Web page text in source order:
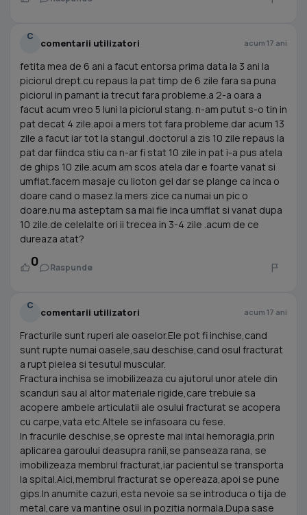
C
comentarii utilizatori acum 17 ani
fetita mea de 6 ani a facut entorsa prima data la 3 ani la
piciorul drept.cu repaus la pat timp de 6 zile fara sa puna
piciorul in pamant ia trecut fara probleme.a 2-a oara a
facut acum vreo 5 luni la piciorul stang. n-am putut s-o tin in
pat decat 4 zile.apoi a mers tot fara probleme.dar acum 13
zile a facut iar tot la stangul .doctorul a zis 10 zile repaus la
pat dar fiindca stiu ca n-ar fi stat 10 zile in pat i-a pus atela
de ghips 10 zile.acum am scos atela dar e foarte vanat si
umflat.facem masaje cu lioton gel dar se plange ca inca o
doare cand o masez.la mers zice ca numai un pic o
doare.nu ma asteptam sa mai fie inca umflat si vanat dupa
10 zile.de celelalte ori ii trecea in 3-4 zile .acum de ce
dureaza atat?
0 Raspunde
C
comentarii utilizatori acum 17 ani
Fracturile sunt ruperi ale oaselor.Ele pot fi inchise,cand
sunt rupte numai oasele,sau deschise,cand osul fracturat
a rupt pielea si tesutul muscular.
Fractura inchisa se imobilizeaza cu ajutorul unor atele din
scanduri sau al altor materiale rigide,care trebuie sa
acopere ambele articulatii ale osului fracturat se acopera
cu carpe,vata etc.Altele se infasoara cu fese.
In fracurile deschise,se opreste mai intai hemoragia,prin
aplicarea garoului deasupra ranii,se panseaza rana, se
imobilizeaza membrul fracturat,iar pacientul se transporta
la spital.Aici,membrul fracturat se opereaza,apoi se pune
gips.In anumite cazuri,esta nevoie sa se introduca o tija de
metal,care va mantine osul in pozitia normala.Dupa sase